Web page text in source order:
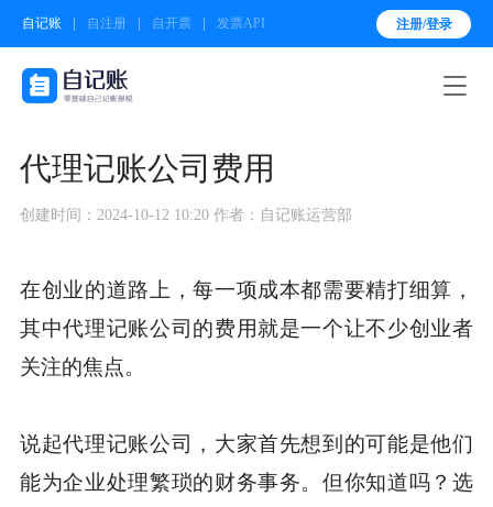
自记账 自注册 自开票 发票API 注册/登录

代理记账公司费用
创建时间：2024-10-12 10:20 作者：自记账运营部
在创业的道路上，每一项成本都需要精打细算，
其中代理记账公司的费用就是一个让不少创业者
关注的焦点。
说起代理记账公司，大家首先想到的可能是他们
能为企业处理繁琐的财务事务。但你知道吗？选